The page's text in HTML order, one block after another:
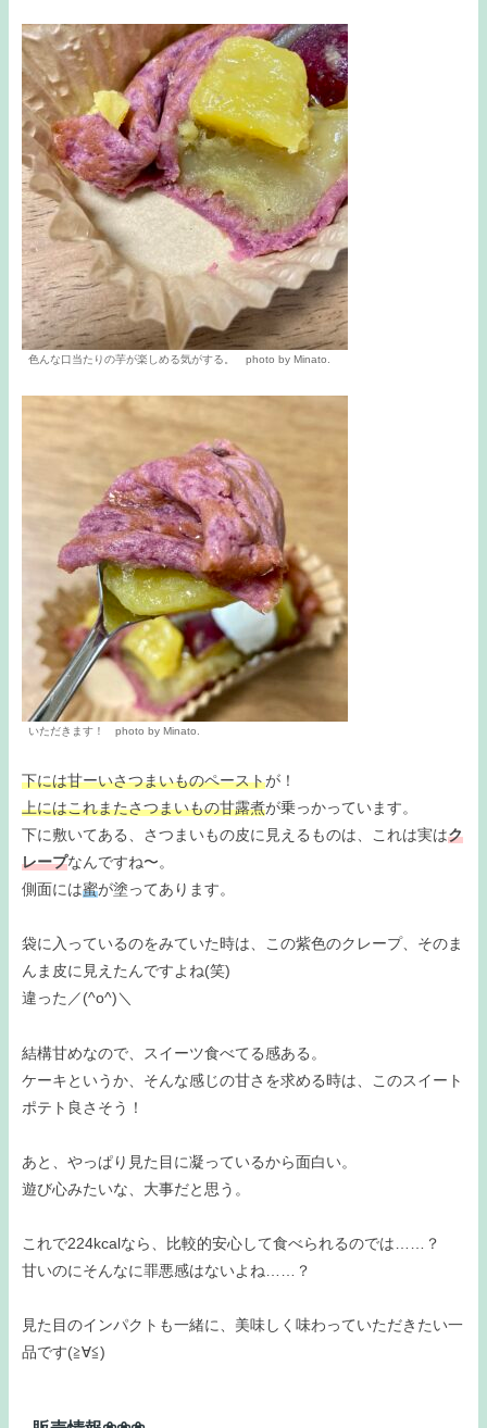
色んな口当たりの芋が楽しめる気がする。 photo by Minato.
いただきます！ photo by Minato.
下には甘ーいさつまいものペーストが！
上にはこれまたさつまいもの甘露煮が乗っかっています。
下に敷いてある、さつまいもの皮に見えるものは、これは実はク
レープなんですね〜。
側面には蜜が塗ってあります。
袋に入っているのをみていた時は、この紫色のクレープ、そのま
んま皮に見えたんですよね(笑)
違った／(^o^)＼
結構甘めなので、スイーツ食べてる感ある。
ケーキというか、そんな感じの甘さを求める時は、このスイート
ポテト良さそう！
あと、やっぱり見た目に凝っているから面白い。
遊び心みたいな、大事だと思う。
これで224kcalなら、比較的安心して食べられるのでは……？
甘いのにそんなに罪悪感はないよね……？
見た目のインパクトも一緒に、美味しく味わっていただきたい一
品です(≧∀≦)